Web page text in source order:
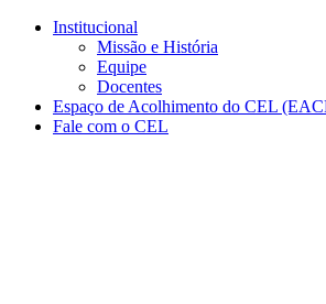
Conteúdo principal
Institucional
Missão e História
Equipe
Docentes
Espaço de Acolhimento do CEL
Fale com o CEL